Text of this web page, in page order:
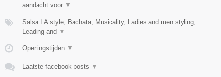
aandacht voor ▼
Salsa LA style, Bachata, Musicality, Ladies and men styling,
Leading and ▼
Openingstijden ▼
Laatste facebook posts ▼